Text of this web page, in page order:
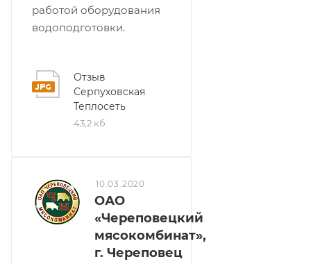
работой оборудования
водоподготовки.
Отзыв
Серпуховская
Теплосеть
43,2 кб
10.03.2020
ОАО
«Череповецкий
мясокомбинат»,
г. Череповец